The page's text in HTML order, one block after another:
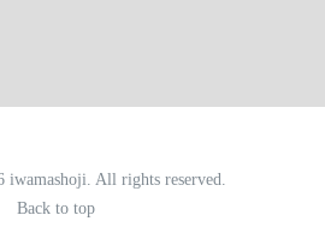
All rights reserved.
Back to top